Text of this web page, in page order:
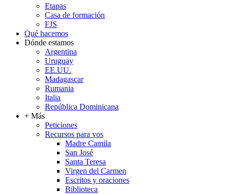
Etapas
Casa de formación
FJS
Qué hacemos
Dónde estamos
Argentina
Uruguay
EE.UU.
Madagascar
Rumania
Italia
República Dominicana
+ Más
Peticiones
Recursos para vos
Madre Camila
San José
Santa Teresa
Virgen del Carmen
Escritos y oraciones
Biblioteca